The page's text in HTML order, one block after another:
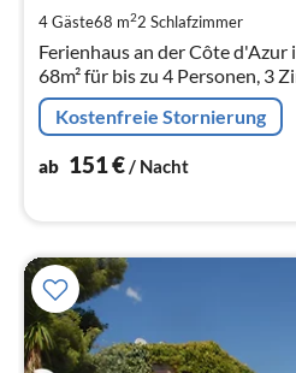
4 Gäste68 m22 Schlafzimmer
Ferienhaus an der Côte d'Azur
68m² für bis zu 4 Personen, 3
strandnah
Kostenfreie Stornierung
ab 151€/ Nacht